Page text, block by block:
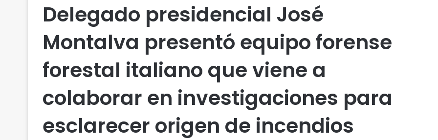
Delegado presidencial José
Montalva presentó equipo forense
forestal italiano que viene a
colaborar en investigaciones para
esclarecer origen de incendios